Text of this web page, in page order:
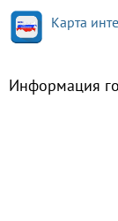
Карта
Информация